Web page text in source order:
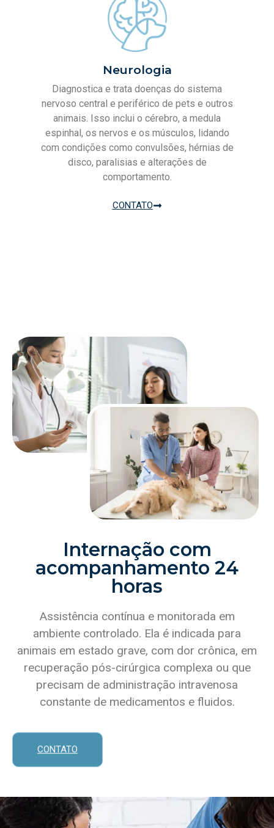
Neurologia
Diagnostica e trata doenças do sistema
nervoso central e periférico de pets e outros
animais. Isso inclui o cérebro, a medula
espinhal, os nervos e os músculos, lidando
com condições como convulsões, hérnias de
disco, paralisias e alterações de
comportamento.
CONTATO
Internação com
acompanhamento 24
horas
Assistência contínua e monitorada em
ambiente controlado. Ela é indicada para
animais em estado grave, com dor crônica, em
recuperação pós-cirúrgica complexa ou que
precisam de administração intravenosa
constante de medicamentos e fluidos.
CONTATO